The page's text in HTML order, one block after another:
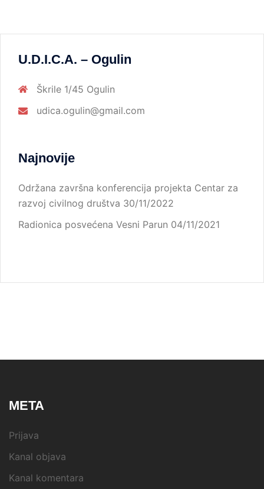
U.D.I.C.A. – Ogulin
Škrile 1/45 Ogulin
udica.ogulin@gmail.com
Najnovije
Održana završna konferencija projekta Centar za
razvoj civilnog društva 30/11/2022
Radionica posvećena Vesni Parun 04/11/2021
META
Prijava
Kanal objava
Kanal komentara